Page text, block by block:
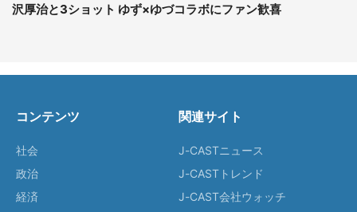
沢厚治と3ショット ゆず×ゆづコラボにファン歓喜
コンテンツ
社会
政治
経済
関連サイト
J-CASTニュース
J-CASTトレンド
J-CAST会社ウォッチ